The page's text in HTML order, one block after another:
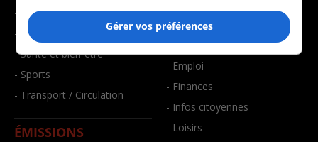
- Environnement
- Faits divers
- Santé et bien-être
- Sports
- Transport / Circulation
ÉMISSIONS
- Art de vivre
- Bien-être
- Emploi
- Finances
- Infos citoyennes
- Loisirs
Gérer vos préférences